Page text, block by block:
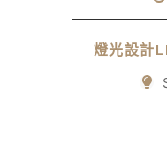
燈光設計